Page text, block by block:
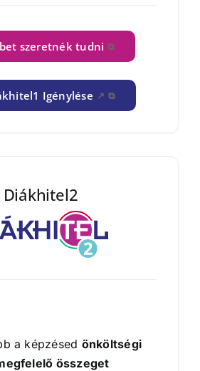
szeretnék tudni ⧉
Igénylése ↗ ⧉
Diákhitel2
a képzésed önköltségi
összeget